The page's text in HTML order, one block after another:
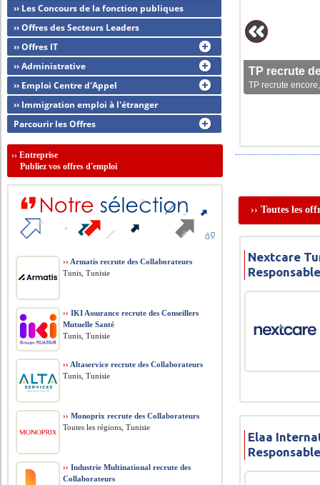
TP recrute
TP recrute
›› Toutes les
Nextcare
Elaa
›› Les Concours de la fonction publiques
›› Offres des Secteurs Leaders
›› Offres IT
›› Administrative
›› Emploi Centre d'Appel
›› Immigration emploi à l'étranger
Parcourir les Offres
››Entreprise
Publiez vos offres d'emploi
›› Armatis recrute des Collaborateurs
Tunis, Tunisie
›› IKI Assurance recrute des Conseillers
Mutuelle Santé
Tunis, Tunisie
›› Altaservice recrute des Collaborateurs
Tunis, Tunisie
›› Monoprix recrute des Collaborateurs
Toutes les régions, Tunisie
›› Industrie Multinational recrute des
Collaborateurs